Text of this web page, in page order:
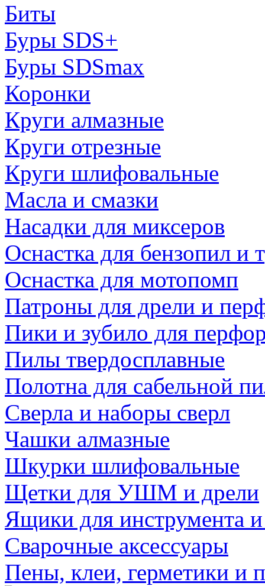
Биты
Буры SDS+
Буры SDSmax
Коронки
Круги алмазные
Круги отрезные
Круги шлифовальные
Масла и смазки
Насадки для миксеров
Оснастка для бензопил и
Оснастка для мотопомп
Патроны для дрели и
Пики и зубило для
Пилы твердосплавные
Полотна для сабельной
Сверла и наборы сверл
Чашки алмазные
Шкурки шлифовальные
Щетки для УШМ и дрели
Ящики для инструмента
Сварочные аксессуары
Пены, клеи, герметики и